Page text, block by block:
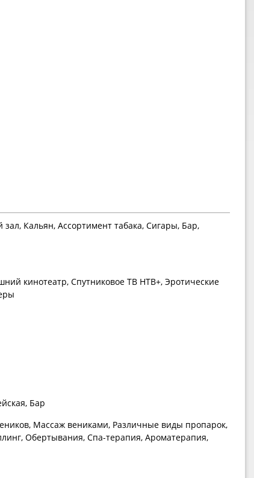
зал, Кальян, Ассортимент табака, Сигары, Бар,
кинотеатр, Спутниковое ТВ НТВ+, Эротические
Бар
Массаж вениками, Различные виды пропарок,
Обертывания, Спа-терапия, Ароматерапия,